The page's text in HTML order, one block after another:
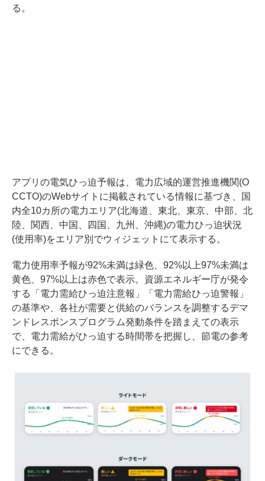
る。
アプリの電気ひっ迫予報は、電力広域的運営推進機関(O
CCTO)のWebサイトに掲載されている情報に基づき、国
内全10カ所の電力エリア(北海道、東北、東京、中部、北
陸、関西、中国、四国、九州、沖縄)の電力ひっ迫状況
(使用率)をエリア別でウィジェットにて表示する。
電力使用率予報が92%未満は緑色、92%以上97%未満は
黄色、97%以上は赤色で表示。資源エネルギー庁が発令
する「電力需給ひっ迫注意報」「電力需給ひっ迫警報」
の基準や、各社が需要と供給のバランスを調整するデマ
ンドレスポンスプログラム発動条件を踏まえての表示
で、電力需給がひっ迫する時間帯を把握し、節電の参考
にできる。